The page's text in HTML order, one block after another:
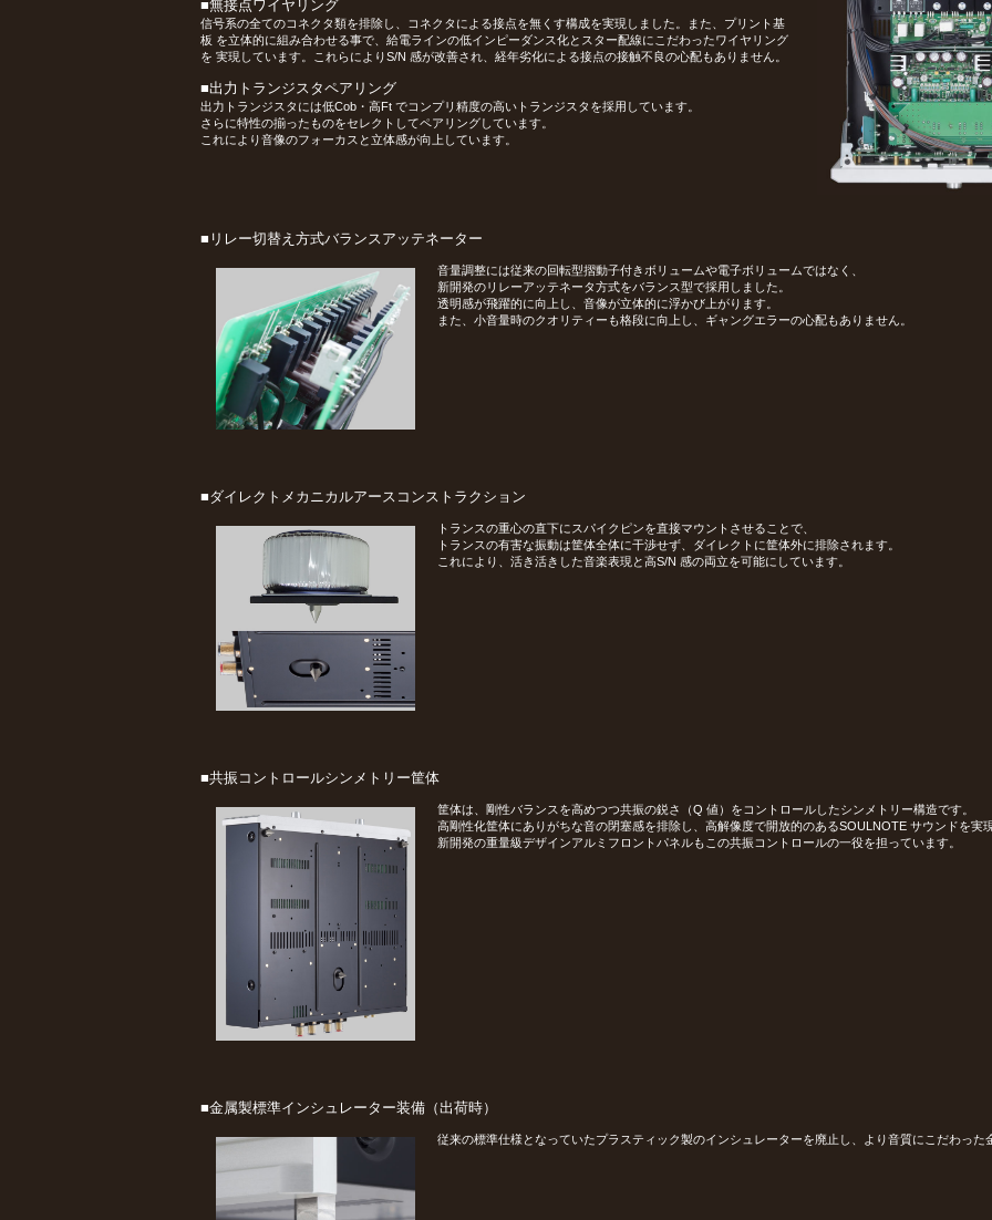
■無接点ワイヤリング
信号系の全てのコネクタ類を排除し、コネクタによる接点を無くす構成を実現しました。また、プリント基
板 を立体的に組み合わせる事で、給電ラインの低インピーダンス化とスター配線にこだわったワイヤリング
を 実現しています。これらによりS/N 感が改善され、経年劣化による接点の接触不良の心配もありません。
■出力トランジスタペアリング
出力トランジスタには低Cob・高Ft でコンプリ精度の高いトランジスタを採用しています。
さらに特性の揃ったものをセレクトしてペアリングしています。
これにより音像のフォーカスと立体感が向上しています。
■リレー切替え方式バランスアッテネーター
音量調整には従来の回転型摺動子付きボリュームや電子ボリュームではなく、
新開発のリレーアッテネータ方式をバランス型で採用しました。
透明感が飛躍的に向上し、音像が立体的に浮かび上がります。
また、小音量時のクオリティーも格段に向上し、ギャングエラーの心配もありません。
■ダイレクトメカニカルアースコンストラクション
トランスの重心の直下にスパイクピンを直接マウントさせることで、
トランスの有害な振動は筐体全体に干渉せず、ダイレクトに筐体外に排除されます。
これにより、活き活きした音楽表現と高S/N 感の両立を可能にしています。
■共振コントロールシンメトリー筐体
筐体は、剛性バランスを高めつつ共振の鋭さ（Q 値）をコントロールしたシンメトリー構造です。
高剛性化筐体にありがちな音の閉塞感を排除し、高解像度で開放的のあるSOULNOTE サウンドを実
新開発の重量級デザインアルミフロントパネルもこの共振コントロールの一役を担っています。
■金属製標準インシュレーター装備（出荷時）
従来の標準仕様となっていたプラスティック製のインシュレーターを廃止し、より音質にこだわった